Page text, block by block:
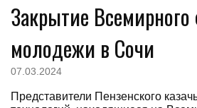
Закрытие
молодежи в Сочи
07.03.2024
Представители Пензенского